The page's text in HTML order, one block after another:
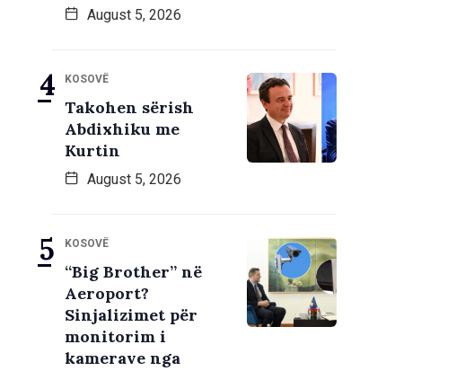
August 5, 2026
KOSOVË
Takohen sërish
Abdixhiku me
Kurtin
August 5, 2026
KOSOVË
“Big Brother” në
Aeroport?
Sinjalizimet për
monitorim i
kamerave nga